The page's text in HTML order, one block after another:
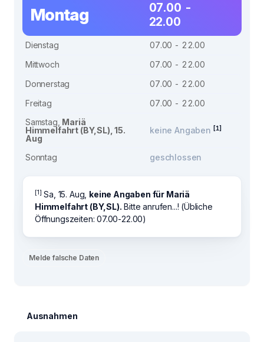
Montag
07.00 -
22.00
Dienstag
07.00 - 22.00
Mittwoch
07.00 - 22.00
Donnerstag
07.00 - 22.00
Freitag
07.00 - 22.00
Samstag, Mariä
Himmelfahrt (BY,SL), 15.
Aug
keine Angaben [1]
Sonntag geschlossen
[1] Sa, 15. Aug, keine Angaben für Mariä
Himmelfahrt (BY,SL). Bitte anrufen...! (Übliche
Öffnungszeiten: 07.00-22.00)
Melde falsche Daten
Ausnahmen